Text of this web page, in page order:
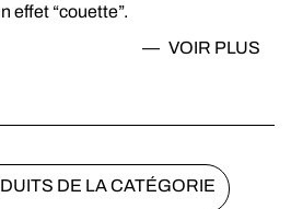
effet “couette”.
VOIR PLUS
DE LA CATÉGORIE